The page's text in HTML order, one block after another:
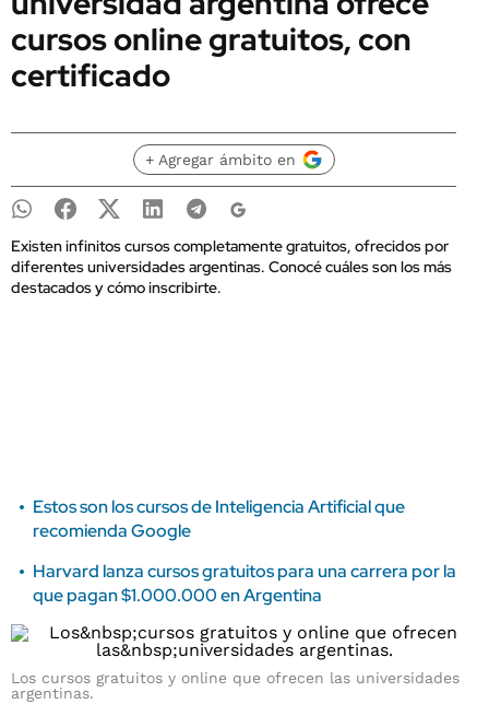
cursos online gratuitos, con
certificado
+ Agregar ámbito en
Existen infinitos cursos completamente gratuitos, ofrecidos por
diferentes universidades argentinas. Conocé cuáles son los más
destacados y cómo inscribirte.
Estos son los cursos de Inteligencia Artificial que
recomienda Google
Harvard lanza cursos gratuitos para una carrera por la
que pagan $1.000.000 en Argentina
Los cursos gratuitos y online que ofrecen las universidades
argentinas.